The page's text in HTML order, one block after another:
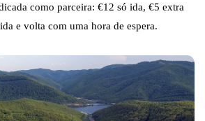
como parceira: €12 só ida, €5 extra
e volta com uma hora de espera.